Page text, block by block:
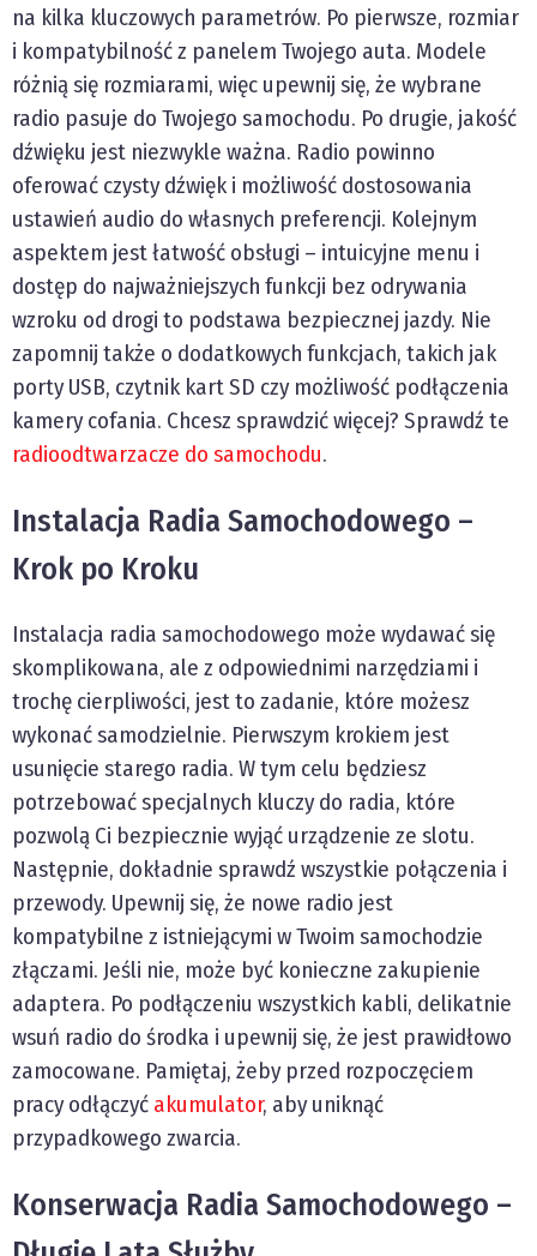
na kilka kluczowych parametrów. Po pierwsze, rozmiar
i kompatybilność z panelem Twojego auta. Modele
różnią się rozmiarami, więc upewnij się, że wybrane
radio pasuje do Twojego samochodu. Po drugie, jakość
dźwięku jest niezwykle ważna. Radio powinno
oferować czysty dźwięk i możliwość dostosowania
ustawień audio do własnych preferencji. Kolejnym
aspektem jest łatwość obsługi – intuicyjne menu i
dostęp do najważniejszych funkcji bez odrywania
wzroku od drogi to podstawa bezpiecznej jazdy. Nie
zapomnij także o dodatkowych funkcjach, takich jak
porty USB, czytnik kart SD czy możliwość podłączenia
kamery cofania. Chcesz sprawdzić więcej? Sprawdź te
radioodtwarzacze do samochodu.
Instalacja Radia Samochodowego –
Krok po Kroku
Instalacja radia samochodowego może wydawać się
skomplikowana, ale z odpowiednimi narzędziami i
trochę cierpliwości, jest to zadanie, które możesz
wykonać samodzielnie. Pierwszym krokiem jest
usunięcie starego radia. W tym celu będziesz
potrzebować specjalnych kluczy do radia, które
pozwolą Ci bezpiecznie wyjąć urządzenie ze slotu.
Następnie, dokładnie sprawdź wszystkie połączenia i
przewody. Upewnij się, że nowe radio jest
kompatybilne z istniejącymi w Twoim samochodzie
złączami. Jeśli nie, może być konieczne zakupienie
adaptera. Po podłączeniu wszystkich kabli, delikatnie
wsuń radio do środka i upewnij się, że jest prawidłowo
zamocowane. Pamiętaj, żeby przed rozpoczęciem
pracy odłączyć akumulator, aby uniknąć
przypadkowego zwarcia.
Konserwacja Radia Samochodowego –